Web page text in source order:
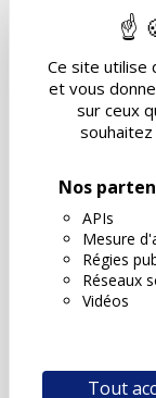
Ce site utilise
et vous
sur ceux
Nos
APIs
Mesure
Régies
Réseaux
Vidéos
Tout